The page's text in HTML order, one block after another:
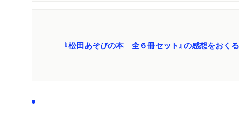
『松田あそびの本 全６冊セット』の感想をおくる